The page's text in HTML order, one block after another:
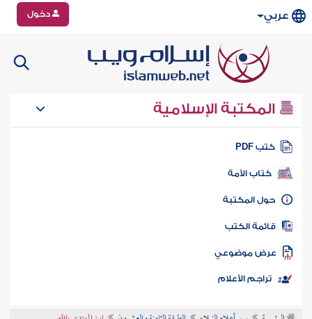
عربي دخول
المكتبة الإسلامية
كتب PDF
كتاب الأمة
المكتبة
الكتب
موضوعي